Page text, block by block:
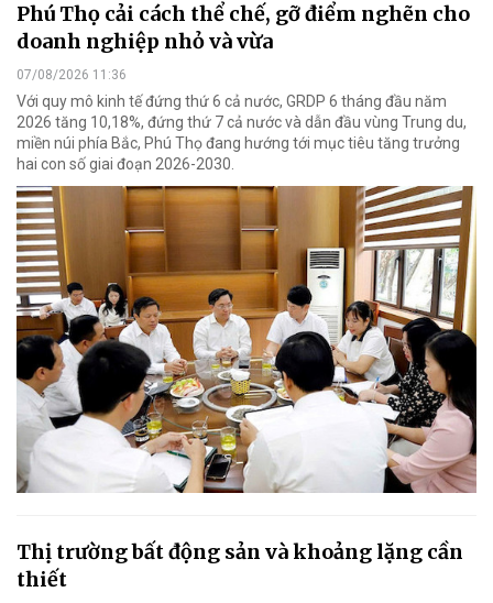
Phú Thọ cải cách thể chế, gỡ điểm nghẽn cho
doanh nghiệp nhỏ và vừa
07/08/2026 11:36
Với quy mô kinh tế đứng thứ 6 cả nước, GRDP 6 tháng đầu năm
2026 tăng 10,18%, đứng thứ 7 cả nước và dẫn đầu vùng Trung du,
miền núi phía Bắc, Phú Thọ đang hướng tới mục tiêu tăng trưởng
hai con số giai đoạn 2026-2030.
Thị trường bất động sản và khoảng lặng cần
thiết